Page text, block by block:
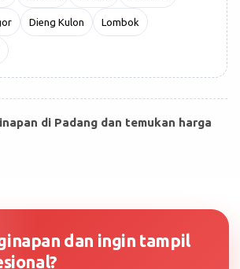
Dieng Kulon Lombok
di Padang dan temukan harga
dan ingin tampil